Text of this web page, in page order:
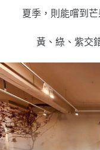
夏季，則能嚐到
黃、綠、紫交